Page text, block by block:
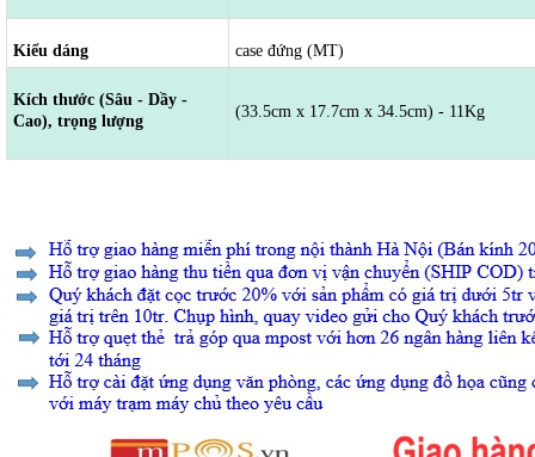
Kiểu dáng case đứng (MT)
Kích thước (Sâu - Dầy -
Cao), trọng lượng
(33.5cm x 17.7cm x 34.5cm) - 11Kg